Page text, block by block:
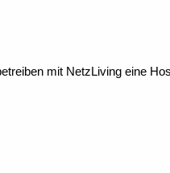
mit NetzLiving eine